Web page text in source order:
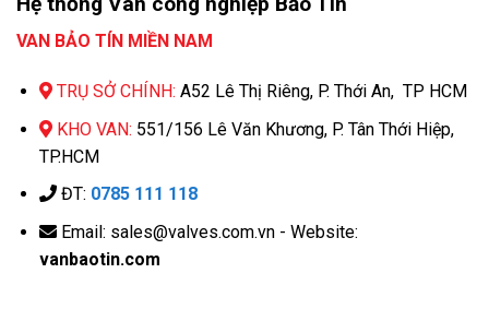
VAN BẢO TÍN MIỀN NAM
TRỤ SỞ CHÍNH: A52 Lê Thị Riêng, P. Thới An, TP HCM
KHO VAN: 551/156 Lê Văn Khương, P. Tân Thới Hiệp,
TP.HCM
ĐT: 0785 111 118
Email: sales@valves.com.vn - Website:
vanbaotin.com